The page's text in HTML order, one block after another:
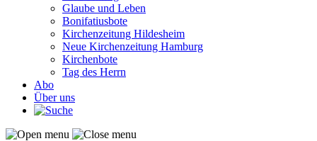
Glaube und Leben
Bonifatiusbote
Kirchenzeitung Hildesheim
Neue Kirchenzeitung Hamburg
Kirchenbote
Tag des Herrn
Abo
Über uns